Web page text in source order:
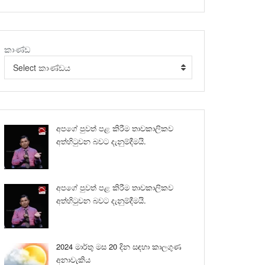
කාණ්ඩ
Select කාණ්ඩය
අපගේ පුවත් පළ කිරීම තාවකාලිකව
අත්හිටුවන බවට දැනුම්දීමයි.
අපගේ පුවත් පළ කිරීම තාවකාලිකව
අත්හිටුවන බවට දැනුම්දීමයි.
2024 මාර්තු මස 20 දින සඳහා කාලගුණ
අනාවැකිය